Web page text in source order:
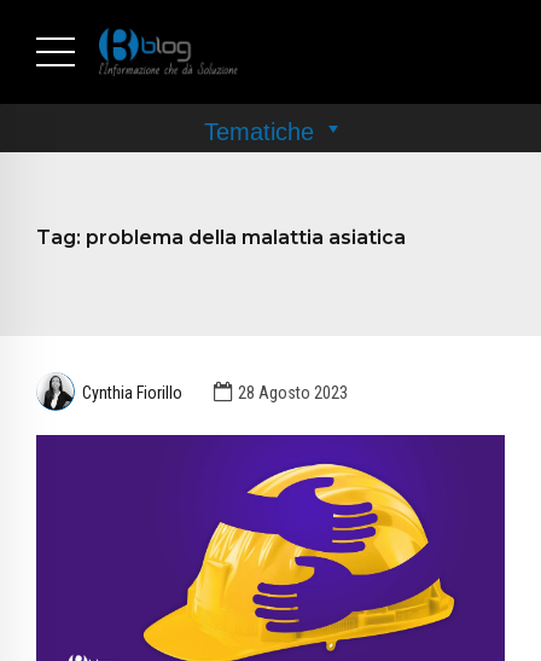
Tag: problema della malattia asiatica
Cynthia Fiorillo 28 Agosto 2023